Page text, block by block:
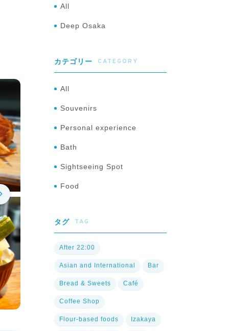
All
Deep Osaka
カテゴリー CATEGORY
All
Souvenirs
Personal experience
Bath
Sightseeing Spot
Food
タグ TAG
After 22:00
Asian and International Bar
Bread & Sweets Café
Coffee Shop
Flour-based foods Izakaya